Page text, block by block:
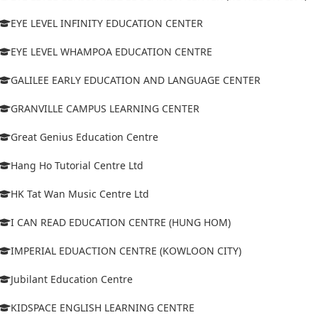
EYE LEVEL INFINITY EDUCATION CENTER
EYE LEVEL WHAMPOA EDUCATION CENTRE
GALILEE EARLY EDUCATION AND LANGUAGE CENTER
GRANVILLE CAMPUS LEARNING CENTER
Great Genius Education Centre
Hang Ho Tutorial Centre Ltd
HK Tat Wan Music Centre Ltd
I CAN READ EDUCATION CENTRE (HUNG HOM)
IMPERIAL EDUACTION CENTRE (KOWLOON CITY)
Jubilant Education Centre
KIDSPACE ENGLISH LEARNING CENTRE